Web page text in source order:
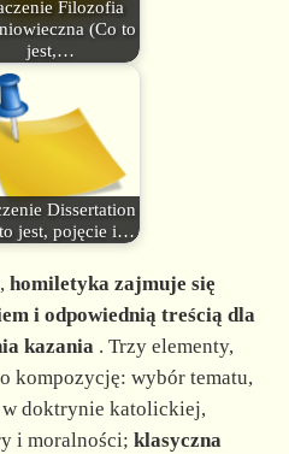
Filozofia
(Co to
jest,…
Dissertation
jest, pojęcie i…
homiletyka zajmuje się
i odpowiednią treścią dla
kazania. Trzy elementy,
kompozycję: wybór tematu,
doktrynie katolickiej,
i moralności; klasyczna